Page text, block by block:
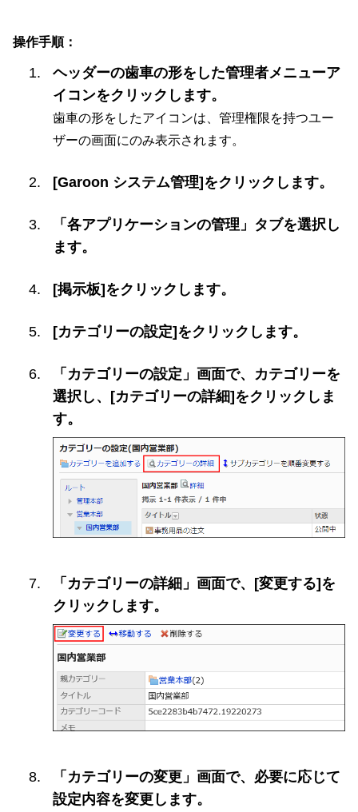
操作手順：
ヘッダーの歯車の形をした管理者メニューア
イコンをクリックします。
歯車の形をしたアイコンは、管理権限を持つユー
ザーの画面にのみ表示されます。
[Garoon システム管理]をクリックします。
「各アプリケーションの管理」タブを選択し
ます。
[掲示板]をクリックします。
[カテゴリーの設定]をクリックします。
「カテゴリーの設定」画面で、カテゴリーを
選択し、[カテゴリーの詳細]をクリックしま
す。
「カテゴリーの詳細」画面で、[変更する]を
クリックします。
「カテゴリーの変更」画面で、必要に応じて
設定内容を変更します。